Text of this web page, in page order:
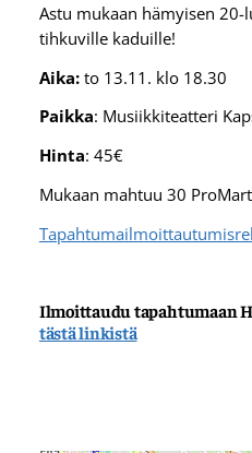
Astu mukaan hämyisen 20-
tihkuville kaduille!
Aika:to 13.11. klo 18.30
Paikka: Musiikkiteatteri
Hinta: 45€
Mukaan mahtuu 30
Ilmoittaudu tapahtumaan
tästä linkistä